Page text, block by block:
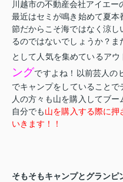
川越市の不動産会社アイエー
最近はセミが鳴き始めて夏
節だからこそ海ではなく涼
るのではないでしょうか？
として人気を集めているアウ
ングですよね！以前芸人の
でキャンプをしていること
人の方々も山を購入してブ
自分でも山を購入する際に押
いきます！！
そもそもキャンプとグランピ